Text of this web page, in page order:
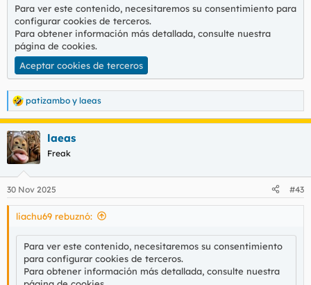
Para ver este contenido, necesitaremos su consentimiento para
configurar cookies de terceros.
Para obtener información más detallada, consulte nuestra
página de cookies.
Aceptar cookies de terceros
R
e
a
c
c
i
e
s
patizambo y laeas
laeas
Freak
30 Nov 2025 #43
liachu69 rebuznó:
Para ver este contenido, necesitaremos su consentimiento
para configurar cookies de terceros.
Para obtener información más detallada, consulte nuestra